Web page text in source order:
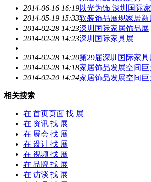
供应
求购
家具卖场
家具售后
家具
饰品
材料·设备
2014-06-16 16:19以光为饰 深圳国际
2014-05-19 15:33软装饰品展现家居新
2014-02-28 14:23深圳国际家居饰品展
2014-02-28 14:23深圳国际家具展
2014-02-28 14:20第29届深圳国际家具
2014-02-28 14:18家居饰品发展空间
2014-02-20 14:24家居饰品发展空间
相关搜索
在 首页页面 找 展
在 资讯 找 展
在 展会 找 展
在 设计 找 展
在 视频 找 展
在 品牌 找 展
在 访谈 找 展